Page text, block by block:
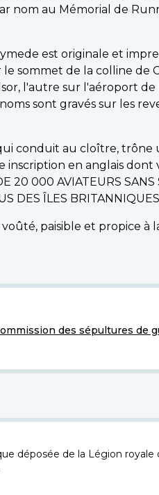
nom au Mémorial de
est originale et
sommet de la colline de
l'autre sur l'aéroport
sont gravés sur les
conduit au cloître,
inscription en anglais dont
20 000 AVIATEURS
DES ÎLES
paisible et propice
des sépultures de
déposée de la Légion